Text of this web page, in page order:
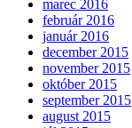
marec 2016
február 2016
január 2016
december 2015
november 2015
október 2015
september 2015
august 2015